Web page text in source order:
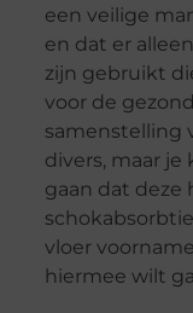
een veilige
en dat er
zijn gebruikt
voor de
samenstelling
divers, maar
gaan dat deze
vloer
hiermee wilt